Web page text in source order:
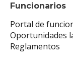
Funcionarios
Portal de
Oportunidades
Reglamentos